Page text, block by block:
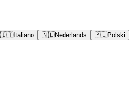
🇮🇹Italiano 🇳🇱Nederlands 🇵🇱Polski